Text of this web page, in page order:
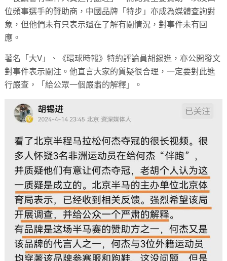
位頻事選手的贊助商，中國品牌「特步」亦成為媒體查詢對
象，但他們未有只表示還在了解有關情況，對事件未有回
應。
著名「大V」、《環球時報》特約評論員胡錫進，亦公開發文
對事件表示關注。他直言大家的質疑很合理，一定要對此進
行嚴查，「給公眾一個嚴肅的解釋」。